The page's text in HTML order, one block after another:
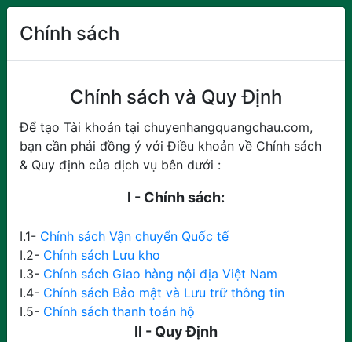
Chính sách
Chính sách và Quy Định
Để tạo Tài khoản tại chuyenhangquangchau.com,
bạn cần phải đồng ý với Điều khoản về Chính sách
& Quy định của dịch vụ bên dưới :
I - Chính sách:
I.1- Chính sách Vận chuyển Quốc tế
I.2- Chính sách Lưu kho
I.3- Chính sách Giao hàng nội địa Việt Nam
I.4- Chính sách Bảo mật và Lưu trữ thông tin
I.5- Chính sách thanh toán hộ
II - Quy Định